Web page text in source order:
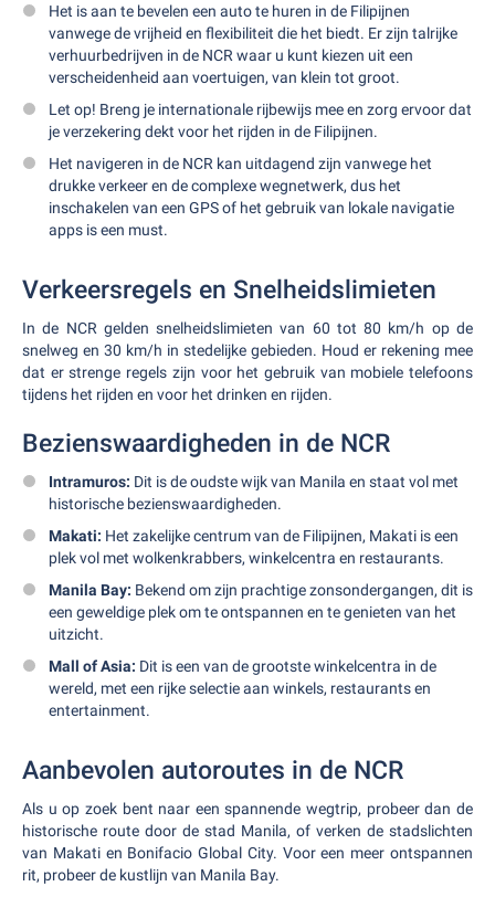
Het is aan te bevelen een auto te huren in de Filipijnen
vanwege de vrijheid en flexibiliteit die het biedt. Er zijn talrijke
verhuurbedrijven in de NCR waar u kunt kiezen uit een
verscheidenheid aan voertuigen, van klein tot groot.
Let op! Breng je internationale rijbewijs mee en zorg ervoor dat
je verzekering dekt voor het rijden in de Filipijnen.
Het navigeren in de NCR kan uitdagend zijn vanwege het
drukke verkeer en de complexe wegnetwerk, dus het
inschakelen van een GPS of het gebruik van lokale navigatie
apps is een must.
Verkeersregels en Snelheidslimieten
In de NCR gelden snelheidslimieten van 60 tot 80 km/h op de
snelweg en 30 km/h in stedelijke gebieden. Houd er rekening mee
dat er strenge regels zijn voor het gebruik van mobiele telefoons
tijdens het rijden en voor het drinken en rijden.
Bezienswaardigheden in de NCR
Intramuros: Dit is de oudste wijk van Manila en staat vol met
historische bezienswaardigheden.
Makati: Het zakelijke centrum van de Filipijnen, Makati is een
plek vol met wolkenkrabbers, winkelcentra en restaurants.
Manila Bay: Bekend om zijn prachtige zonsondergangen, dit is
een geweldige plek om te ontspannen en te genieten van het
uitzicht.
Mall of Asia: Dit is een van de grootste winkelcentra in de
wereld, met een rijke selectie aan winkels, restaurants en
entertainment.
Aanbevolen autoroutes in de NCR
Als u op zoek bent naar een spannende wegtrip, probeer dan de
historische route door de stad Manila, of verken de stadslichten
van Makati en Bonifacio Global City. Voor een meer ontspannen
rit, probeer de kustlijn van Manila Bay.